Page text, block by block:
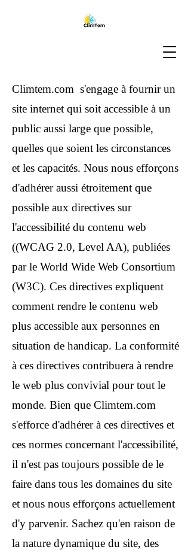
Climtem.com s'engage à fournir un
site internet qui soit accessible à un
public aussi large que possible,
quelles que soient les circonstances
et les capacités. Nous nous efforçons
d'adhérer aussi étroitement que
possible aux directives sur
l'accessibilité du contenu web
((WCAG 2.0, Level AA), publiées
par le World Wide Web Consortium
(W3C). Ces directives expliquent
comment rendre le contenu web
plus accessible aux personnes en
situation de handicap. La conformité
à ces directives contribuera à rendre
le web plus convivial pour tout le
monde. Bien que Climtem.com
s'efforce d'adhérer à ces directives et
ces normes concernant l'accessibilité,
il n'est pas toujours possible de le
faire dans tous les domaines du site
et nous nous efforçons actuellement
d'y parvenir. Sachez qu'en raison de
la nature dynamique du site, des